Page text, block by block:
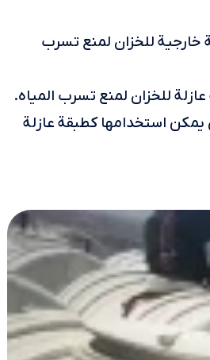
خارجية للخزان لمنع تسرب
للخزان لمنع تسرب المياه.
يمكن استخدامها كطبقة عازلة